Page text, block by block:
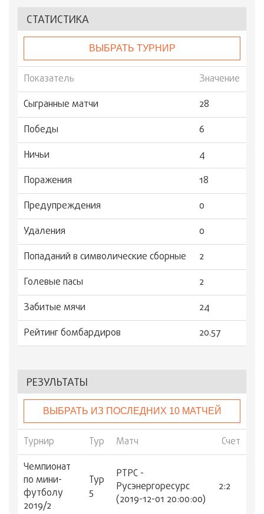
СТАТИСТИКА
ВЫБРАТЬ ТУРНИР
Показатель
Значение
Сыгранные матчи
28
Победы
6
Ничьи
4
Поражения
18
Предупреждения
0
Удаления
0
Попаданий в символические сборные
2
Голевые пасы
2
Забитые мячи
24
Рейтинг бомбардиров
20.57
РЕЗУЛЬТАТЫ
ВЫБРАТЬ ИЗ ПОСЛЕДНИХ 10 МАТЧЕЙ
Турнир Тур Матч
Счет
Чемпионат
по мини-
футболу
2019/2
Тур
5
РТРС -
Русэнергоресурс
(2019-12-01 20:00:00)
2:2